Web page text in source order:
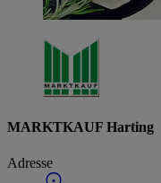
MARKTKAUF Harting
Adresse